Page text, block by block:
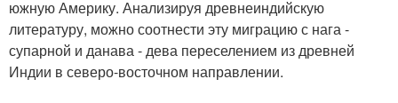
южную Америку. Анализируя древнеиндийскую
литературу, можно соотнести эту миграцию с нага -
супарной и данава - дева переселением из древней
Индии в северо-восточном направлении.